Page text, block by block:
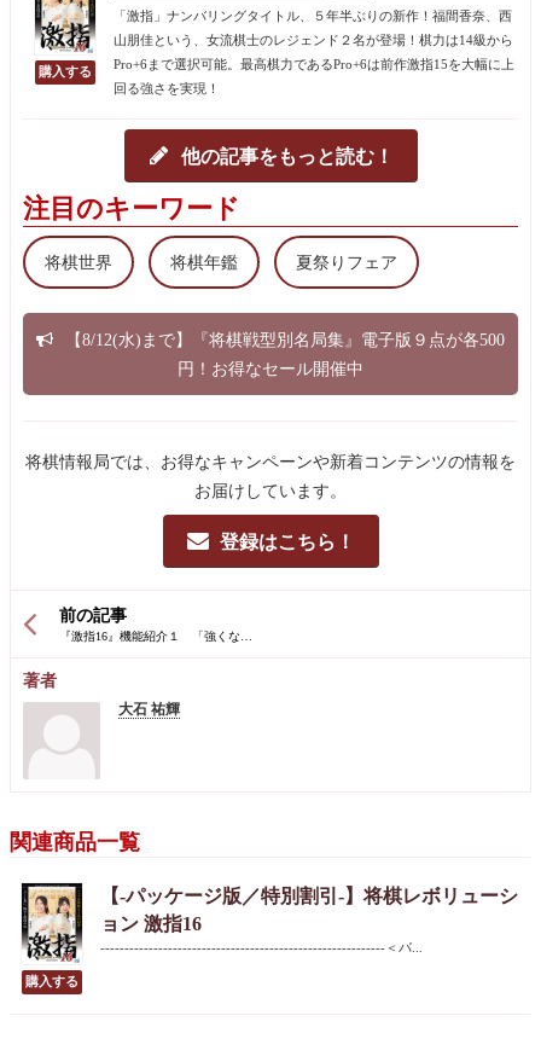
「激指」ナンバリングタイトル、５年半ぶりの新作！福間香奈、西
山朋佳という、女流棋士のレジェンド２名が登場！棋力は14級から
Pro+6まで選択可能。最高棋力であるPro+6は前作激指15を大幅に上
回る強さを実現！
他の記事をもっと読む！
注目のキーワード
将棋世界 将棋年鑑 夏祭りフェア
【8/12(水)まで】『将棋戦型別名局集』電子版９点が各500
円！お得なセール開催中
将棋情報局では、お得なキャンペーンや新着コンテンツの情報を
お届けしています。
登録はこちら！
前の記事
著者
大石 祐輝
関連商品一覧
【-パッケージ版／特別割引-】将棋レボリューシ
ョン 激指16
-----------------------------------------------------------＜パ...